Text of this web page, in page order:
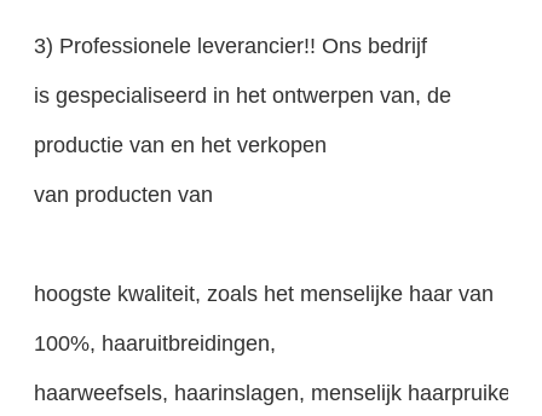
3) Professionele leverancier!! Ons bedrijf
is gespecialiseerd in het ontwerpen van, de
productie van en het verkopen
van producten van
hoogste kwaliteit, zoals het menselijke haar van
100%, haaruitbreidingen,
haarweefsels, haarinslagen, menselijk haarpruiken,